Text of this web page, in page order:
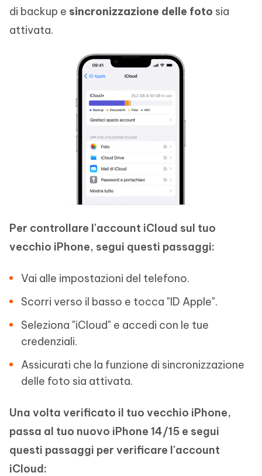
di backup e sincronizzazione delle foto sia
attivata.
Per controllare l'account iCloud sul tuo
vecchio iPhone, segui questi passaggi:
Vai alle impostazioni del telefono.
Scorri verso il basso e tocca "ID Apple".
Seleziona "iCloud" e accedi con le tue
credenziali.
Assicurati che la funzione di sincronizzazione
delle foto sia attivata.
Una volta verificato il tuo vecchio iPhone,
passa al tuo nuovo iPhone 14/15 e segui
questi passaggi per verificare l'account
iCloud: